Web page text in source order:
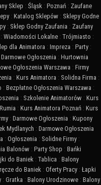
Sklep : Śląsk : Poznań : Zaufane
: Katalog Sklepów : Sklepy Godne
: Sklep Godny Zaufania : Zaufany
: Wiadomości Lokalne : Trójmiasto :
dla Animatora : Impreza : Party :
Darmowe Ogłoszenia : Hurtownia
Ogłoszenia Warszawa : Firmy
: Kurs Animatora : Solidna Firma :
: Bezpłatne Ogłoszenia Warszawa :
: Szkolenie Animatorów : Kurs
Rumia : Kurs Animatora Poznań : Kurs
: Darmowe Ogłoszenia : Kupony
Mydlanych : Darmowe Ogłoszenia
: Ogłoszenia : Solidne Firmy :
Balonów : Party Shop : Bańki
do Baniek : Tablica : Balony
do Baniek : Oferty Pracy : Łapki
: Gratka : Balony Urodzinowe : Balony